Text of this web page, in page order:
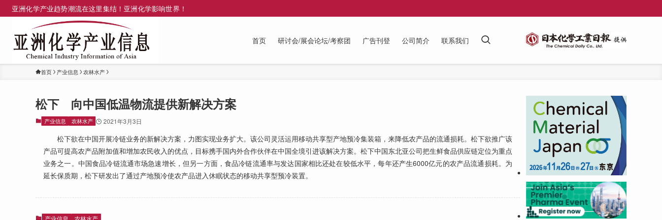
亚洲化学产业趋势潮流在这里集结！亚洲化学影响世界！
首页 研讨会/展会论坛/考察团 广告刊登 公司简介 联系我们
首页 产业信息 农林水产
松下 向中国低温物流提供新解决方案
产业信息 农林水产 2021年3月3日
松下欲在中国开展冷链业务的新解决方案，力图实现业务扩大。该公司灵活运用移动共享型产地预冷集装箱，来降低农产品的流通损耗。松下欲推广该
产品可提高农产品附加值和增加农民收入的优点，目标携手国内外合作伙伴在中国全境引进该解决方案。松下中国东北亚公司把生鲜食品供应链定位为重点
业务之一。中国食品冷链流通市场急速增长，但另一方面，食品冷链流通率与发达国家相比还处在较低水平，每年还产生6000亿元的农产品流通损耗。为
延长保质期，松下研发出了通过产地预冷使农产品进入休眠状态的移动共享型预冷装置。
产业信息 农林水产